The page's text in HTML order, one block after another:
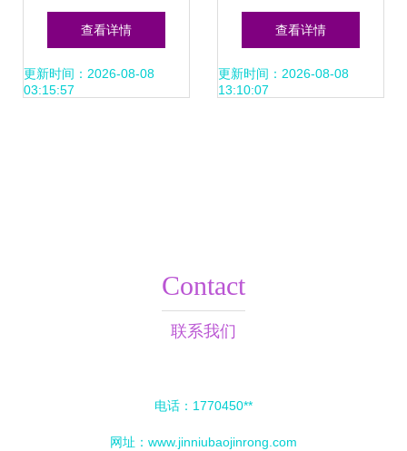
析 以总投资15.59
万元为例，如何科
查看详情
更新时间：2026-08-08
03:15:57
询服务发展 投资咨
询的重要性和路径
查看详情
更新时间：2026-08-08
13:10:07
Contact
联系我们
电话：1770450**
网址： www.jinniubaojinrong.com